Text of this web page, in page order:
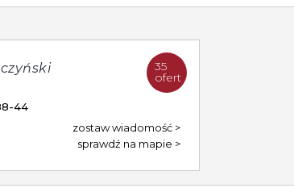
35
ofert
44
zostaw wiadomość
sprawdź na mapie